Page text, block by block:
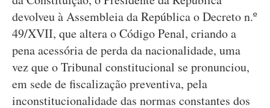
devolveu à Assembleia da República o Decreto n.º
49/XVII, que altera o Código Penal, criando a
pena acessória de perda da nacionalidade, uma
vez que o Tribunal constitucional se pronunciou,
em sede de fiscalização preventiva, pela
inconstitucionalidade das normas constantes dos